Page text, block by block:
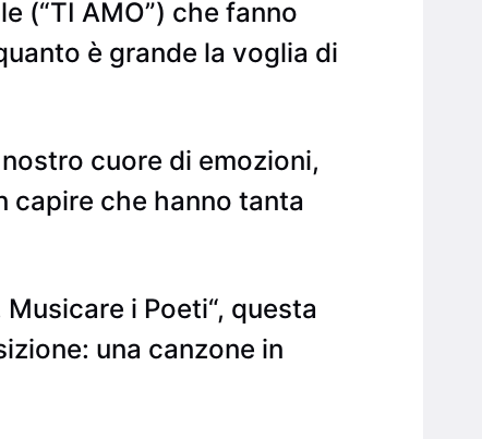
(“TI AMO”) che fanno
è grande la voglia di
cuore di emozioni,
capire che hanno tanta
i Poeti“, questa
una canzone in